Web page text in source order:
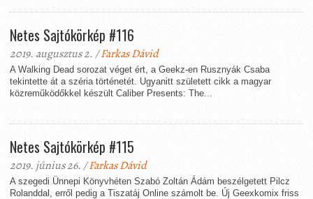
Netes Sajtókörkép #116
2019. augusztus 2. /Farkas Dávid
A Walking Dead sorozat véget ért, a Geekz-en Rusznyák Csaba
tekintette át a széria történetét. Ugyanitt született cikk a magyar
közreműködőkkel készült Caliber Presents: The...
Netes Sajtókörkép #115
2019. június 26. /Farkas Dávid
A szegedi Ünnepi Könyvhéten Szabó Zoltán Ádám beszélgetett Pilcz
Rolanddal, erről pedig a Tiszatáj Online számolt be. Új Geexkomix friss